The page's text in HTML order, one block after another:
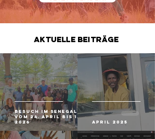
Aktuelle Beiträge
Besuch im Senegal
vom 24. April bis 1. Mai
2026
April 2025